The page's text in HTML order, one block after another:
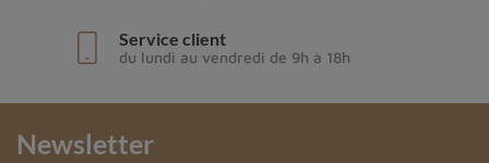
Service client
du lundi au vendredi de 9h à 18h
Newsletter